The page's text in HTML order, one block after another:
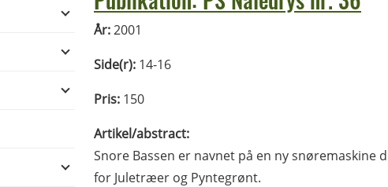
År:2001
Side(r): 14-16
Pris: 150
Artikel/abstract:
Snore Bassen er navnet på en ny
for Juletræer og Pyntegrønt.